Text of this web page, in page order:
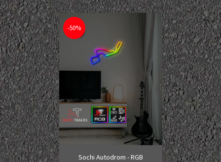
-50%
Sochi Autodrom - RGB